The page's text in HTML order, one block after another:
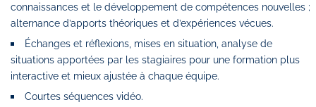
connaissances et le développement de compétences nouvelles ;
alternance d’apports théoriques et d’expériences vécues.
Échanges et réflexions, mises en situation, analyse de
situations apportées par les stagiaires pour une formation plus
interactive et mieux ajustée à chaque équipe.
Courtes séquences vidéo.